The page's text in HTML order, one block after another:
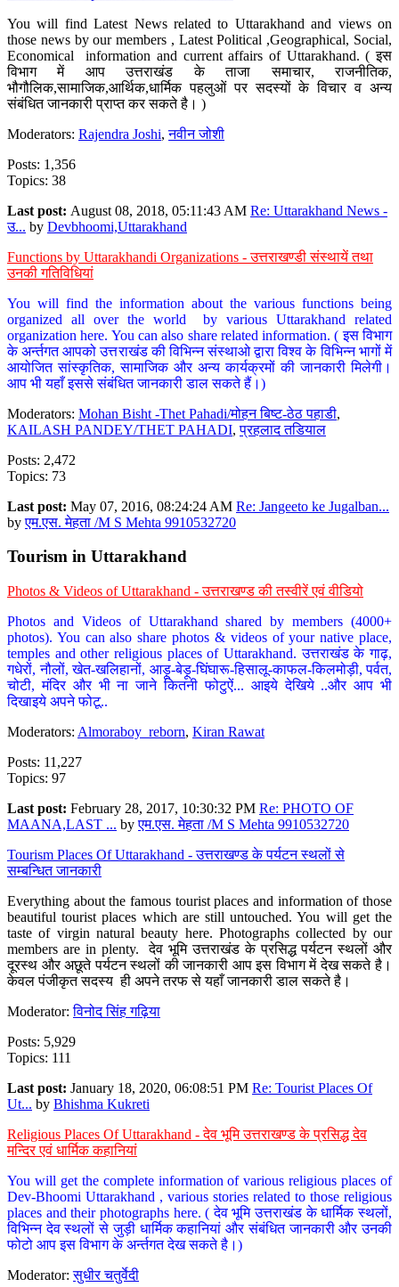
You will find Latest News related to Uttarakhand and views on
those news by our members , Latest Political ,Geographical, Social,
Economical information and current affairs of Uttarakhand. ( इस
विभाग में आप उत्तराखंड के ताजा समाचार, राजनीतिक,
भौगौलिक,सामाजिक,आर्थिक,धार्मिक पहलुओं पर सदस्यों के विचार व अन्य
संबंधित जानकारी प्राप्त कर सकते है। )
Moderators: Rajendra Joshi,नवीन जोशी
Posts: 1,356
Topics: 38
Last post: August 08, 2018, 05:11:43 AM Re: Uttarakhand News -
उ... by Devbhoomi,Uttarakhand
Functions by Uttarakhandi Organizations - उत्तराखण्डी संस्थायें तथा
उनकी गतिविधियां
You will find the information about the various functions being
organized all over the world by various Uttarakhand related
organization here. You can also share related information. ( इस विभाग
के अर्न्तगत आपको उत्तराखंड की विभिन्न संस्थाओ द्वारा विश्व के विभिन्न भागों में
आयोजित सांस्कृतिक, सामाजिक और अन्य कार्यक्रमों की जानकारी मिलेगी।
आप भी यहाँ इससे संबंधित जानकारी डाल सकते हैं।)
Moderators: Mohan Bisht -Thet Pahadi/मोहन बिष्ट-ठेठ पहाडी,
KAILASH PANDEY/THET PAHADI,प्रहलाद तडियाल
Posts: 2,472
Topics: 73
Last post: May 07, 2016, 08:24:24 AM Re: Jangeeto ke Jugalban...
byएम.एस. मेहता /M S Mehta 9910532720
Tourism in Uttarakhand
Photos & Videos of Uttarakhand - उत्तराखण्ड की तस्वीरें एवं वीडियो
Photos and Videos of Uttarakhand shared by members (4000+
photos). You can also share photos & videos of your native place,
temples and other religious places of Uttarakhand. उत्तराखंड के गाढ़,
गधेरों, नौलों, खेत-खलिहानों, आड़ू-बेड़ू-घिंघारू-हिसालू-काफल-किलमोड़ी, पर्वत,
चोटी, मंदिर और भी ना जाने कितनी फोटुऐं... आइये देखिये ..और आप भी
दिखाइये अपने फोटू..
Moderators: Almoraboy_reborn, Kiran Rawat
Posts: 11,227
Topics: 97
Last post: February 28, 2017, 10:30:32 PM Re: PHOTO OF
MAANA,LAST ... byएम.एस. मेहता /M S Mehta 9910532720
Tourism Places Of Uttarakhand - उत्तराखण्ड के पर्यटन स्थलों से
सम्बन्धित जानकारी
Everything about the famous tourist places and information of those
beautiful tourist places which are still untouched. You will get the
taste of virgin natural beauty here. Photographs collected by our
members are in plenty. देव भूमि उत्तराखंड के प्रसिद्ध पर्यटन स्थलों और
दूरस्थ और अछूते पर्यटन स्थलों की जानकारी आप इस विभाग में देख सकते है।
केवल पंजीकृत सदस्य ही अपने तरफ से यहाँ जानकारी डाल सकते है।
Moderator:विनोद सिंह गढ़िया
Posts: 5,929
Topics: 111
Last post: January 18, 2020, 06:08:51 PM Re: Tourist Places Of
Ut... by Bhishma Kukreti
Religious Places Of Uttarakhand - देव भूमि उत्तराखण्ड के प्रसिद्ध देव
मन्दिर एवं धार्मिक कहानियां
You will get the complete information of various religious places of
Dev-Bhoomi Uttarakhand , various stories related to those religious
places and their photographs here. ( देव भूमि उत्तराखंड के धार्मिक स्थलों,
विभिन्न देव स्थलों से जुड़ी धार्मिक कहानियां और संबंधित जानकारी और उनकी
फोटो आप इस विभाग के अर्न्तगत देख सकते है।)
Moderator:सुधीर चतुर्वेदी